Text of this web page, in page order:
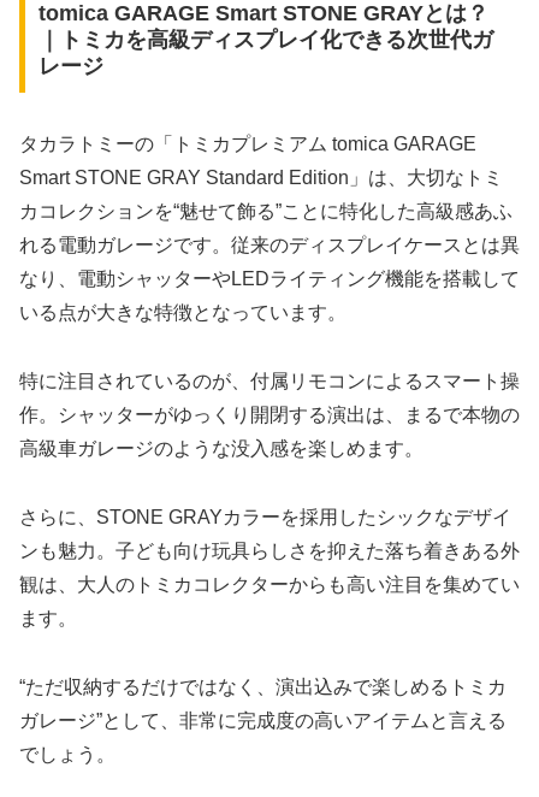
tomica GARAGE Smart STONE GRAYとは？
｜トミカを高級ディスプレイ化できる次世代ガ
レージ
タカラトミーの「トミカプレミアム tomica GARAGE
Smart STONE GRAY Standard Edition」は、大切なトミ
カコレクションを“魅せて飾る”ことに特化した高級感あふ
れる電動ガレージです。従来のディスプレイケースとは異
なり、電動シャッターやLEDライティング機能を搭載して
いる点が大きな特徴となっています。
特に注目されているのが、付属リモコンによるスマート操
作。シャッターがゆっくり開閉する演出は、まるで本物の
高級車ガレージのような没入感を楽しめます。
さらに、STONE GRAYカラーを採用したシックなデザイ
ンも魅力。子ども向け玩具らしさを抑えた落ち着きある外
観は、大人のトミカコレクターからも高い注目を集めてい
ます。
“ただ収納するだけではなく、演出込みで楽しめるトミカ
ガレージ”として、非常に完成度の高いアイテムと言える
でしょう。